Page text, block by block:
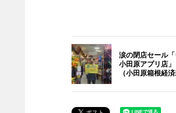
涙の閉店セール
小田原アプリ店
（小田原箱根経済